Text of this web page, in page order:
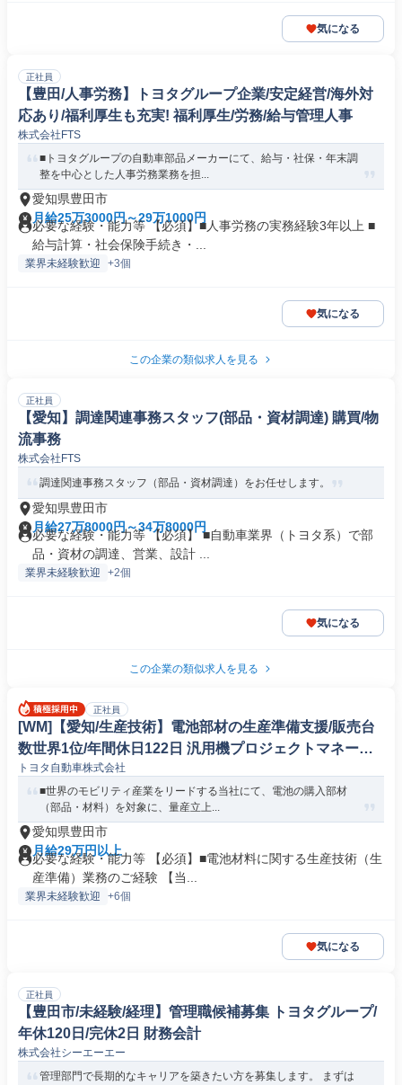
気になる
正社員
【豊田/人事労務】トヨタグループ企業/安定経営/海外対
応あり/福利厚生も充実! 福利厚生/労務/給与管理人事
株式会社FTS
■トヨタグループの自動車部品メーカーにて、給与・社保・年末調
整を中心とした人事労務業務を担...
愛知県豊田市
月給25万3000円～29万1000円
必要な経験・能力等 【必須】■人事労務の実務経験3年以上 ■
給与計算・社会保険手続き・...
業界未経験歓迎 +3個
気になる
この企業の類似求人を見る
正社員
【愛知】調達関連事務スタッフ(部品・資材調達) 購買/物
流事務
株式会社FTS
調達関連事務スタッフ（部品・資材調達）をお任せします。
愛知県豊田市
月給27万8000円～34万8000円
必要な経験・能力等 【必須】 ■自動車業界（トヨタ系）で部
品・資材の調達、営業、設計 ...
業界未経験歓迎 +2個
気になる
この企業の類似求人を見る
正社員
[WM]【愛知/生産技術】電池部材の生産準備支援/販売台
数世界1位/年間休日122日 汎用機プロジェクトマネージ
ャー
トヨタ自動車株式会社
■世界のモビリティ産業をリードする当社にて、電池の購入部材
（部品・材料）を対象に、量産立上...
愛知県豊田市
月給29万円以上
必要な経験・能力等 【必須】■電池材料に関する生産技術（生
産準備）業務のご経験 【当...
業界未経験歓迎 +6個
気になる
正社員
【豊田市/未経験/経理】管理職候補募集 トヨタグループ/
年休120日/完休2日 財務会計
株式会社シーエーエー
管理部門で長期的なキャリアを築きたい方を募集します。 まずは